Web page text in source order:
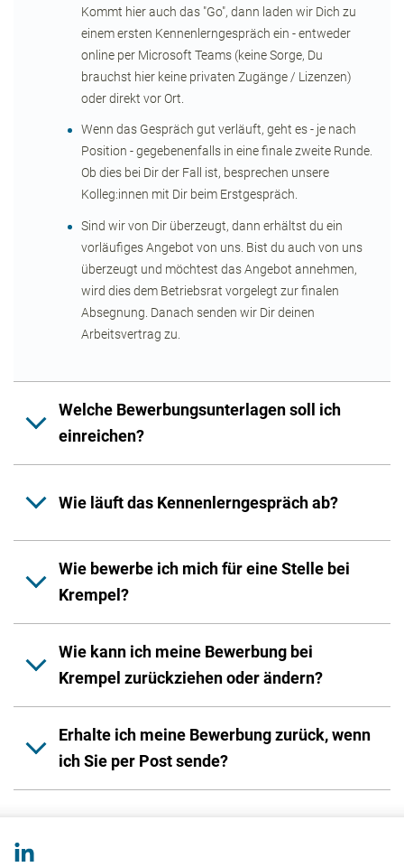
Kommt hier auch das "Go", dann laden wir Dich zu
einem ersten Kennenlerngespräch ein - entweder
online per Microsoft Teams (keine Sorge, Du
brauchst hier keine privaten Zugänge / Lizenzen)
oder direkt vor Ort.
Wenn das Gespräch gut verläuft, geht es - je nach
Position - gegebenenfalls in eine finale zweite Runde.
Ob dies bei Dir der Fall ist, besprechen unsere
Kolleg:innen mit Dir beim Erstgespräch.
Sind wir von Dir überzeugt, dann erhältst du ein
vorläufiges Angebot von uns. Bist du auch von uns
überzeugt und möchtest das Angebot annehmen,
wird dies dem Betriebsrat vorgelegt zur finalen
Absegnung. Danach senden wir Dir deinen
Arbeitsvertrag zu.
Welche Bewerbungsunterlagen soll ich
einreichen?
Wie läuft das Kennenlerngespräch ab?
Wie bewerbe ich mich für eine Stelle bei
Krempel?
Wie kann ich meine Bewerbung bei
Krempel zurückziehen oder ändern?
Erhalte ich meine Bewerbung zurück, wenn
ich Sie per Post sende?